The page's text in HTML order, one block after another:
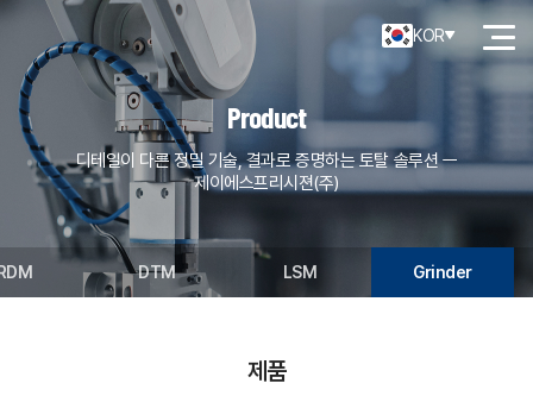
KOR
Product
디테일이 다른 정밀 기술, 결과로 증명하는 토탈 솔루션 ㅡ
제이에스프리시젼(주)
DTM LSM Grinder
제품